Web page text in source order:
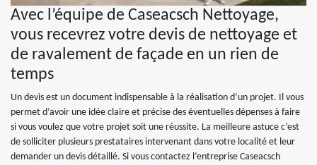
Avec l’équipe de Caseacsch Nettoyage,
vous recevrez votre devis de nettoyage et
de ravalement de façade en un rien de
temps
Un devis est un document indispensable à la réalisation d’un projet. Il vous
permet d’avoir une idée claire et précise des éventuelles dépenses à faire
si vous voulez que votre projet soit une réussite. La meilleure astuce c’est
de solliciter plusieurs prestataires intervenant dans votre localité et leur
demander un devis détaillé. Si vous contactez l’entreprise Caseacsch